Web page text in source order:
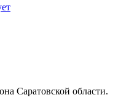
Саратовской области.